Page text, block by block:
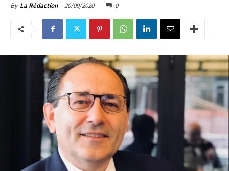
By La Rédaction 20/09/2020 0